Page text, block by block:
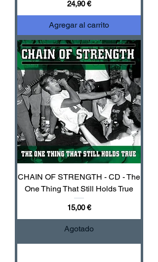
Precio
24,90 €
Agregar al carrito
CHAIN OF STRENGTH - CD - The
One Thing That Still Holds True
Precio
15,00 €
Agotado